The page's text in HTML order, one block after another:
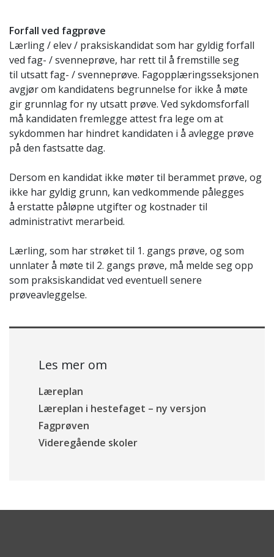
Forfall ved fagprøve
Lærling / elev / praksiskandidat som har gyldig forfall
ved fag- / svenneprøve, har rett til å fremstille seg
til utsatt fag- / svenneprøve. Fagopplæringsseksjonen
avgjør om kandidatens begrunnelse for ikke å møte
gir grunnlag for ny utsatt prøve. Ved sykdomsforfall
må kandidaten fremlegge attest fra lege om at
sykdommen har hindret kandidaten i å avlegge prøve
på den fastsatte dag.
Dersom en kandidat ikke møter til berammet prøve, og
ikke har gyldig grunn, kan vedkommende pålegges
å erstatte påløpne utgifter og kostnader til
administrativt merarbeid.
Lærling, som har strøket til 1. gangs prøve, og som
unnlater å møte til 2. gangs prøve, må melde seg opp
som praksiskandidat ved eventuell senere
prøveavleggelse.
Les mer om
Læreplan
Læreplan i hestefaget – ny versjon
Fagprøven
Videregående skoler